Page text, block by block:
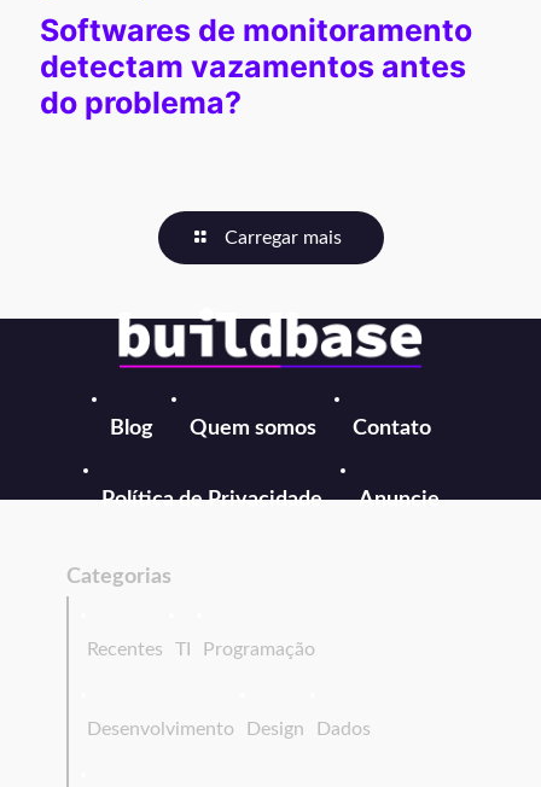
Softwares de monitoramento
detectam vazamentos antes
do problema?
Carregar mais
Blog Quem somos Contato
Política de Privacidade Anuncie
Categorias
Recentes TI Programação
Desenvolvimento Design Dados